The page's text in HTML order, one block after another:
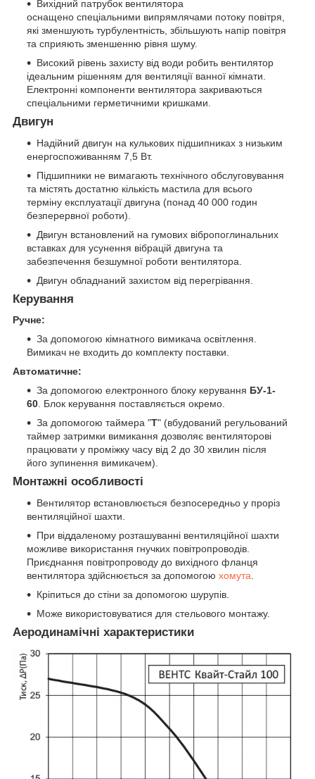
Вихідний патрубок вентилятора
оснащено спеціальними випрямлячами потоку повітря,
які зменшують турбулентність, збільшують напір повітря
та сприяють зменшенню рівня шуму.
Високий рівень захисту від води робить вентилятор
ідеальним рішенням для вентиляції ванної кімнати.
Електронні компоненти вентилятора закриваються
спеціальними герметичними кришками.
Двигун
Надійний двигун на кулькових підшипниках з низьким
енергоспоживанням 7,5 Вт.
Підшипники не вимагають технічного обслуговування
та містять достатню кількість мастила для всього
терміну експлуатації двигуна (понад 40 000 годин
безперервної роботи).
Двигун встановлений на гумових вібропоглинальних
вставках для усунення вібрацій двигуна та
забезпечення безшумної роботи вентилятора.
Двигун обладнаний захистом від перегрівання.
Керування
Ручне:
За допомогою кімнатного вимикача освітлення.
Вимикач не входить до комплекту поставки.
Автоматичне:
За допомогою електронного блоку керування БУ-1-
60. Блок керування поставляється окремо.
За допомогою таймера "Т" (вбудований регульований
таймер затримки вимикання дозволяє вентиляторові
працювати у проміжку часу від 2 до 30 хвилин після
його зупинення вимикачем).
Монтажні особливості
Вентилятор встановлюється безпосередньо у проріз
вентиляційної шахти.
При віддаленому розташуванні вентиляційної шахти
можливе використання гнучких повітропроводів.
Приєднання повітропроводу до вихідного фланця
вентилятора здійснюється за допомогою хомута.
Кріпиться до стіни за допомогою шурупів.
Може використовуватися для стельового монтажу.
Аеродинамічні характеристики